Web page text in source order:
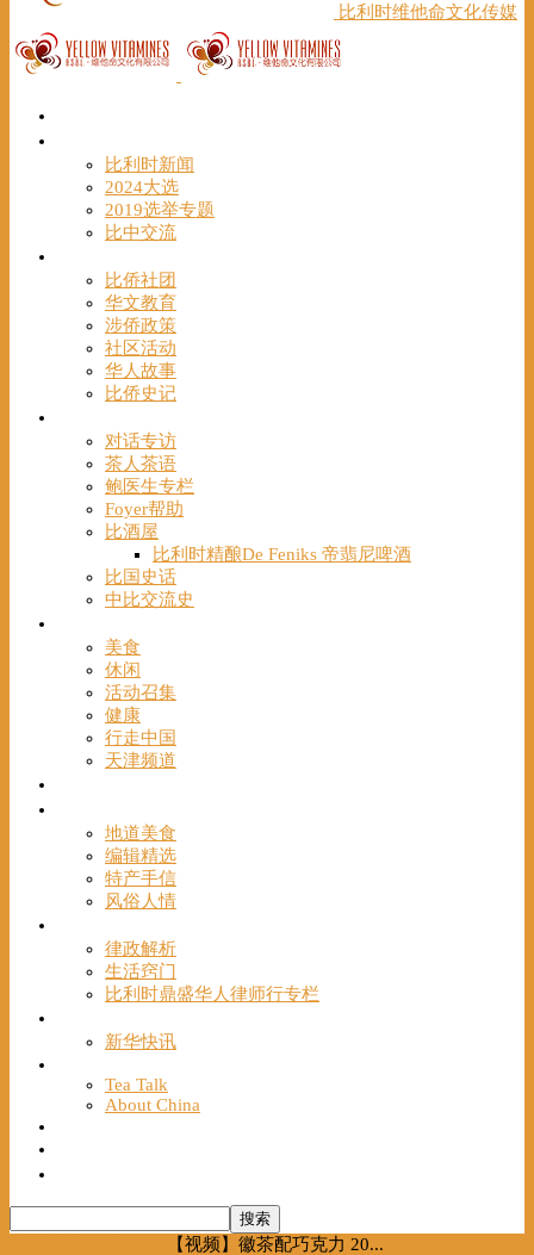
比利时维他命文化传媒
比利时新闻
2024大选
2019选举专题
比中交流
比侨社团
华文教育
涉侨政策
社区活动
华人故事
比侨史记
对话专访
茶人茶语
鲍医生专栏
Foyer帮助
比酒屋
比利时精酿De Feniks 帝翡尼啤酒
比国史话
中比交流史
美食
休闲
活动召集
健康
行走中国
天津频道
地道美食
编辑精选
特产手信
风俗人情
律政解析
生活窍门
比利时鼎盛华人律师行专栏
新华快讯
Tea Talk
About China
【视频】徽茶配巧克力 20...